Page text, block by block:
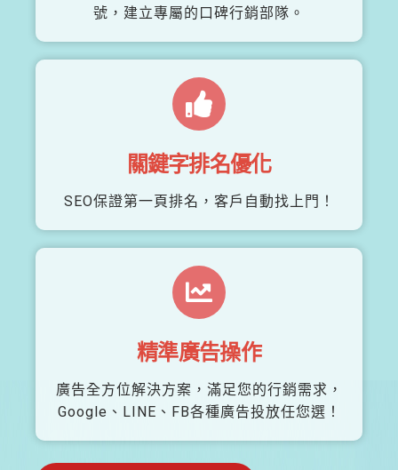
號，建立專屬的口碑行銷部隊。
關鍵字排名優化
SEO保證第一頁排名，客戶自動找上門！
精準廣告操作
廣告全方位解決方案，滿足您的行銷需求，
Google、LINE、FB各種廣告投放任您選！